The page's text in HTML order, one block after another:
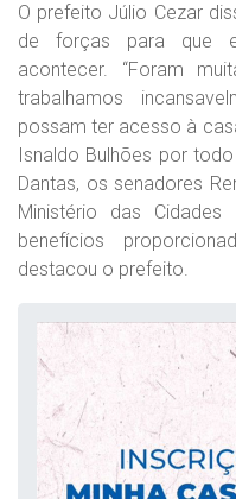
O prefeito Júlio Cezar
de forças para que
acontecer. “Foram
trabalhamos
possam ter acesso à
Isnaldo Bulhões por
Dantas, os senadores
Ministério das
benefícios
destacou o prefeito.